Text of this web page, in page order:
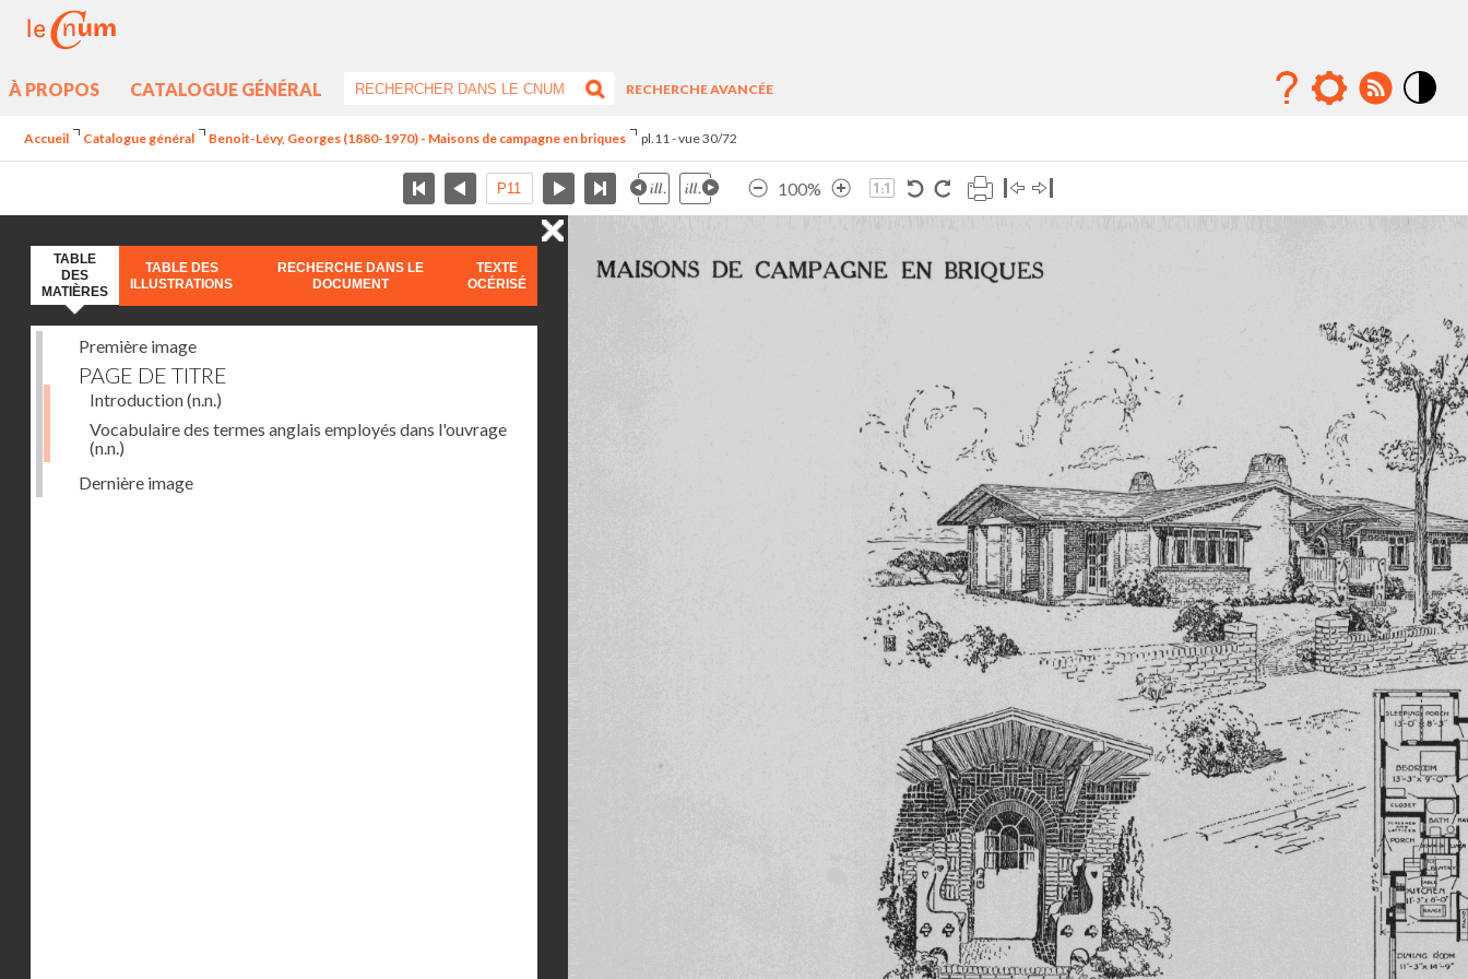
À PROPOS CATALOGUE GÉNÉRAL
RECHERCHE AVANCÉE
Accueil Catalogue général Benoit-Lévy, Georges (1880-1970) - Maisons de campagne en briques pl.11 - vue 30/72
100%
TABLE
DES
MATIÈRES
TABLE DES
ILLUSTRATIONS
RECHERCHE DANS LE
DOCUMENT
TEXTE
OCÉRISÉ
Première image
PAGE DE TITRE
Introduction(n.n.)
Vocabulaire des termes anglais employés dans l'ouvrage
(n.n.)
Dernière image